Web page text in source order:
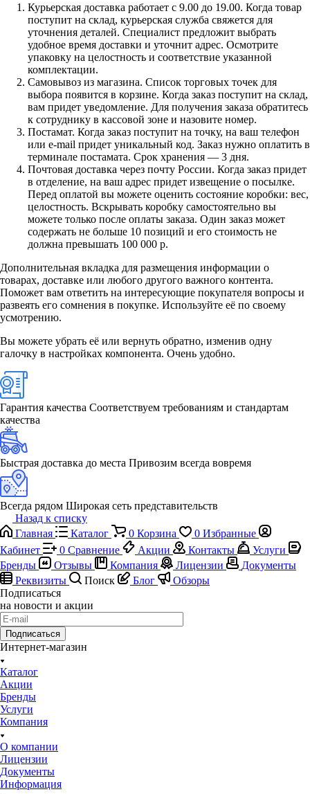
Курьерская доставка работает с 9.00 до 19.00. Когда товар
поступит на склад, курьерская служба свяжется для
уточнения деталей. Специалист предложит выбрать
удобное время доставки и уточнит адрес. Осмотрите
упаковку на целостность и соответствие указанной
комплектации.
Самовывоз из магазина. Список торговых точек для
выбора появится в корзине. Когда заказ поступит на склад,
вам придет уведомление. Для получения заказа обратитесь
к сотруднику в кассовой зоне и назовите номер.
Постамат. Когда заказ поступит на точку, на ваш телефон
или e-mail придет уникальный код. Заказ нужно оплатить в
терминале постамата. Срок хранения — 3 дня.
Почтовая доставка через почту России. Когда заказ придет
в отделение, на ваш адрес придет извещение о посылке.
Перед оплатой вы можете оценить состояние коробки: вес,
целостность. Вскрывать коробку самостоятельно вы
можете только после оплаты заказа. Один заказ может
содержать не больше 10 позиций и его стоимость не
должна превышать 100 000 р.
Дополнительная вкладка для размещения информации о
товарах, доставке или любого другого важного контента.
Поможет вам ответить на интересующие покупателя вопросы и
развеять его сомнения в покупке. Используйте её по своему
усмотрению.
Вы можете убрать её или вернуть обратно, изменив одну
галочку в настройках компонента. Очень удобно.
Гарантия качества Соответствуем требованиям и стандартам
качества
Быстрая доставка до места Привозим всегда вовремя
Всегда рядом Широкая сеть представительств
Назад к списку
Главная
Каталог 0 Корзина 0 Избранные
Кабинет
0 Сравнение Акции Контакты
Услуги
Бренды
Отзывы Компания Лицензии
Документы
Реквизиты
Поиск Блог
Обзоры
Подписаться
на новости и акции
Подписаться
Интернет-магазин
Каталог
Акции
Бренды
Услуги
Компания
О компании
Лицензии
Документы
Информация